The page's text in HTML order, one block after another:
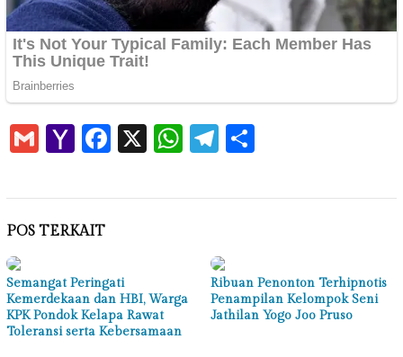
GmailYahoo
Mail
Facebook
X WhatsApp
Telegram
POS TERKAIT
Semangat Peringati
Kemerdekaan dan HBI, Warga
KPK Pondok Kelapa Rawat
Toleransi serta Kebersamaan
Ribuan Penonton Terhipnotis
Penampilan Kelompok Seni
Jathilan Yogo Joo Pruso